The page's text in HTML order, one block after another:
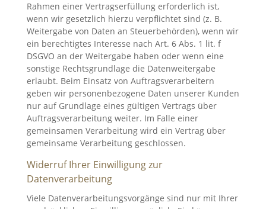
Rahmen einer Vertragserfüllung erforderlich ist,
wenn wir gesetzlich hierzu verpflichtet sind (z. B.
Weitergabe von Daten an Steuerbehörden), wenn wir
ein berechtigtes Interesse nach Art. 6 Abs. 1 lit. f
DSGVO an der Weitergabe haben oder wenn eine
sonstige Rechtsgrundlage die Datenweitergabe
erlaubt. Beim Einsatz von Auftragsverarbeitern
geben wir personenbezogene Daten unserer Kunden
nur auf Grundlage eines gültigen Vertrags über
Auftragsverarbeitung weiter. Im Falle einer
gemeinsamen Verarbeitung wird ein Vertrag über
gemeinsame Verarbeitung geschlossen.
Widerruf Ihrer Einwilligung zur
Datenverarbeitung
Viele Datenverarbeitungsvorgänge sind nur mit Ihrer